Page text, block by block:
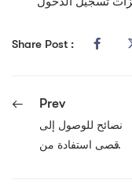
Share Post :
Prev
نصائح للوصول إلى
أقصى استفادة من